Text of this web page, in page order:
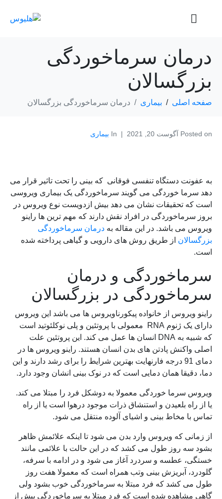
درمان سرماخوردگی
بزرگسالان
صفحه اصلی بیماری درمان سرماخوردگی بزرگسالان
Posted on آگوست 20, 2021 In بیماری
به عفونت دستگاه تنفسی فوقانی که بینی را تحت تاثیر قرار می
دهد سرما خوردگی می گویند سرماخوردگی یک بیماری ویروسی
است که تحقیقات نشان می دهد بیش ازدویست نوع ویروس در
بروز سرماخوردگی در افراد نقش دارند که مهم ترین ها راینو
ویروس می باشد. در این مقاله به درمان سرماخوردگی
بزرگسالان از طریق روش های دارویی و گیاهی پرداخته شده
است.
سرماخوردگی و درمان
سرماخوردگی در بزرگسالان
راینو ویروس از خانواده پیکورناویروس ها می باشد این ویروس
دارای یک ژنوم RNA معمولی با پروتئین و پلی نوکلئوتید است
که شبیه به DNA انسان ها عمل می کند. این پروتئین علت
اصلی واکنش پادتن های بدن انسان هستند. راینو ویروس ها در
دمای 91 درجه فارنهایت بهترین شرایط را برای رشد دارند و این
دما، دقیقا همان دمایی است که در نوک بینی انشان وجود دارد.
ویروس سرما خوردگی معمولا به دوشکل فرد را مبتلا می کند.
یا از راه بلعیدن و استنشاق ذرات موجود درهوا است یا از راه
تماس با مخاط بینی و اشیای آلوده منتقل می شود.
از زمانی که ویروس وارد بدن می شود تا اینکه علائمش ظاهر
بشود سه روز طول می کشد که در این حالت با علائمی مانند
خستگی، عطسه و سردرد آغاز می شود و در ادامه با سرفه،
گلودرد، آبریزش بینی وتب همراه است که معمولا هفت روز
طول می کشد که فرد مبتلا به سرماخوردگی خوب بشود ولی
گاهی مشاهده شده است که فرد مبتلا به سرماخوردگی بیش از